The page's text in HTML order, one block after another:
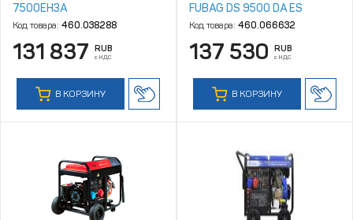
7500EH3A
Код товара: 460.038288
131 837 RUB
с НДС
В КОРЗИНУ
FUBAG DS 9500 DA ES
Код товара: 460.066632
137 530 RUB
с НДС
В КОРЗИНУ